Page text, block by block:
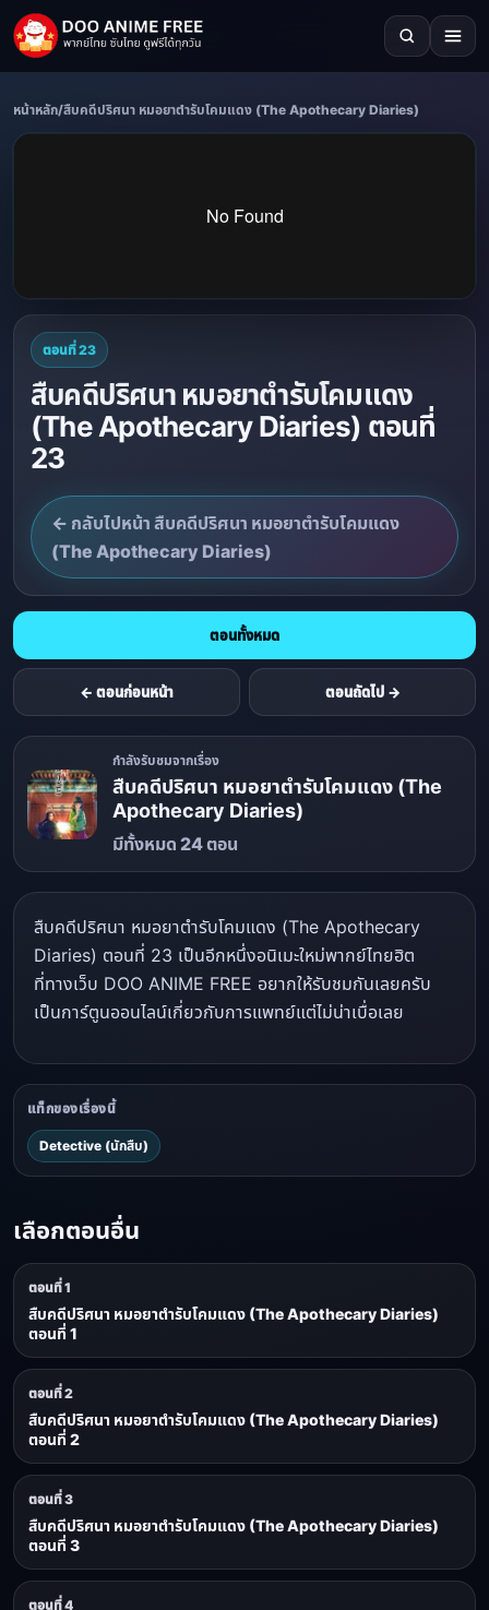
หน้าหลัก/สืบคดีปริศนา หมอยาตำรับโคมแดง (The Apothecary Diaries)
ตอนที่ 23
สืบคดีปริศนา หมอยาตำรับโคมแดง
(The Apothecary Diaries) ตอนที่
23
← กลับไปหน้า สืบคดีปริศนา หมอยาตำรับโคมแดง
(The Apothecary Diaries)
← ตอนก่อนหน้า
ตอนทั้งหมด
ตอนถัดไป →
กำลังรับชมจากเรื่อง
สืบคดีปริศนา หมอยาตำรับโคมแดง (The
Apothecary Diaries)
มีทั้งหมด 24 ตอน
สืบคดีปริศนา หมอยาตำรับโคมแดง (The Apothecary
Diaries) ตอนที่ 23 เป็นอีกหนึ่งอนิเมะใหม่พากย์ไทยฮิต
ที่ทางเว็บ DOO ANIME FREE อยากให้รับชมกันเลยครับ
เป็นการ์ตูนออนไลน์เกี่ยวกับการแพทย์แต่ไม่น่าเบื่อเลย
แท็กของเรื่องนี้
Detective (นักสืบ)
เลือกตอนอื่น
ตอนที่ 1
สืบคดีปริศนา หมอยาตำรับโคมแดง (The Apothecary Diaries)
ตอนที่ 1
ตอนที่ 2
สืบคดีปริศนา หมอยาตำรับโคมแดง (The Apothecary Diaries)
ตอนที่ 2
ตอนที่ 3
สืบคดีปริศนา หมอยาตำรับโคมแดง (The Apothecary Diaries)
ตอนที่ 3
ตอนที่ 4